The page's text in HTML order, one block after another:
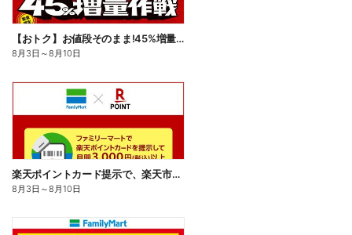
【おトク】お値段そのまま!45%増量作戦!
8月3日 ～8月10日
楽天ポイントカード提示で、楽天市場でのお買い物がおトクに!
8月3日 ～8月10日